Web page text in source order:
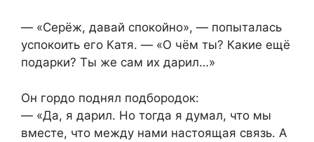
— «Серёж, давай спокойно», — попыталась
успокоить его Катя. — «О чём ты? Какие ещё
подарки? Ты же сам их дарил…»
Он гордо поднял подбородок:
— «Да, я дарил. Но тогда я думал, что мы
вместе, что между нами настоящая связь. А